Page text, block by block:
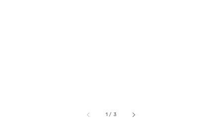
1 / 3